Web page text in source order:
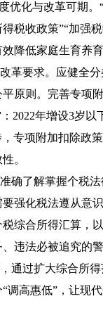
优化与改革可期
税收政策”“加强
降低家庭生育养
革要求。应健全
原则。完善专项
2022年增设3岁
专项附加扣除政
。
确了解掌握个税
强化税法遵从意
综合所得汇算，
违法必被追究的
通过扩大综合所
调高惠低”，让现